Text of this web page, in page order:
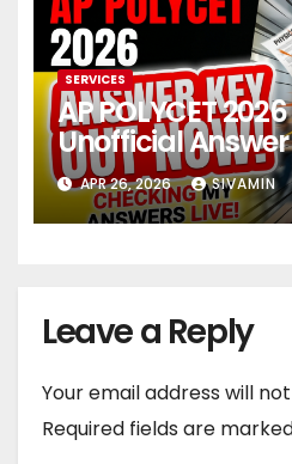
SERVICES
AP POLYCET
Unofficial
APR 26, 2026 SIVAMIN
Leave a Reply
Your email address will
Required fields are